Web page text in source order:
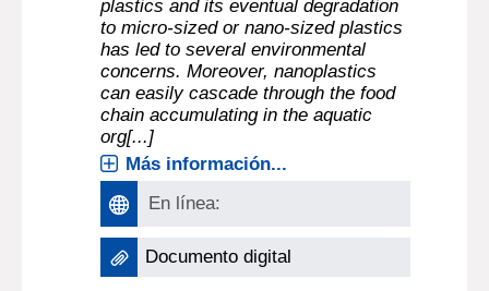
plastics and its eventual degradation
to micro-sized or nano-sized plastics
has led to several environmental
concerns. Moreover, nanoplastics
can easily cascade through the food
chain accumulating in the aquatic
org[...]
Más información...
En línea:
Documento digital